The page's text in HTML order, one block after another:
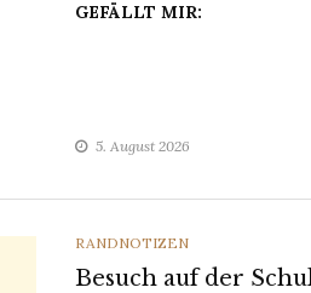
GEFÄLLT MIR:
5. August 2026
CATEGORIES
RANDNOTIZEN
Besuch auf der